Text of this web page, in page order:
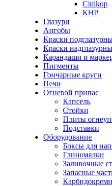
Cinikop
КНР
Глазури
Ангобы
Краски
Краски
Карандаши и
Пигменты
Гончарные круги
Печи
Огневой припас
Капсель
Стойки
Плиты
Подставки
Оборудование
Боксы для
Глиномялки
Заливочные
Запасные